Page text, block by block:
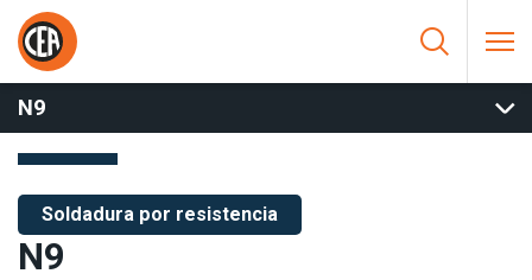
Saltar al contenido
HOME/
TOPE/
N9
Soldadura por resistencia
N9